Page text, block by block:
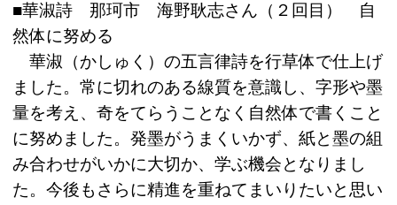
■華淑詩 那珂市 海野耿志さん（２回目） 自
然体に努める
華淑（かしゅく）の五言律詩を行草体で仕上げ
ました。常に切れのある線質を意識し、字形や墨
量を考え、奇をてらうことなく自然体で書くこと
に努めました。発墨がうまくいかず、紙と墨の組
み合わせがいかに大切か、学ぶ機会となりまし
た。今後もさらに精進を重ねてまいりたいと思い